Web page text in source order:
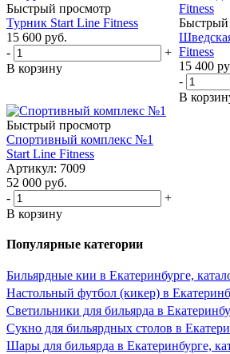
Быстрый просмотр
Турник Start Line Fitness
15 600 руб.
-
+
В корзину
Быстрый
Fitness
15 400
-
В
Быстрый просмотр
Спортивный комплекс №1
Start Line Fitness
Артикул: 7009
52 000 руб.
-
+
В корзину
Популярные категории
Бильярдные кии в Екатеринбурге,
Настольный футбол (кикер) в
Светильники для бильярда в
Сукно для бильярдных столов в
Шары для бильярда в Екатеринбурге,